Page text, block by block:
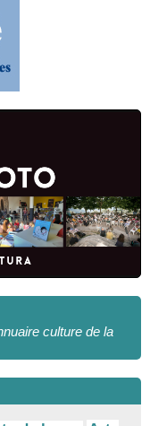
culture de la